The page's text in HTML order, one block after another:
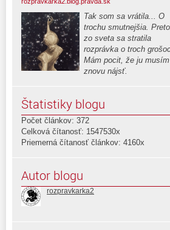
Tak som sa vrátila... O
trochu smutnejšia.
zo sveta sa stratila
rozprávka o troch
Mám pocit, že ju musím
znovu nájsť.
Štatistiky blogu
Počet článkov: 372
Celková čítanosť: 1547530x
Priemerná čítanosť článkov: 4160x
Autor blogu
rozpravkarka2